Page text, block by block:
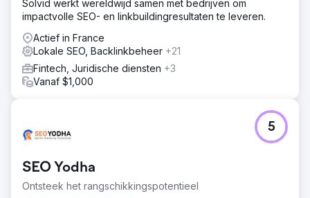
Solvid werkt wereldwijd samen met bedrijven om
impactvolle SEO- en linkbuildingresultaten te leveren.
Actief in France
Lokale SEO, Backlinkbeheer +21
Fintech, Juridische diensten +3
Vanaf $1,000
SEO Yodha
Ontsteek het rangschikkingspotentieel
5